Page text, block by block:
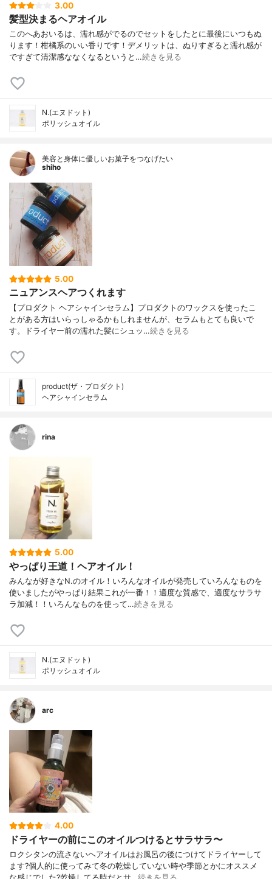
3.00
髪型決まるヘアオイル
このへあおいるは、濡れ感がでるのでセットをしたとに最後にいつもぬ
ります！柑橘系のいい香りです！デメリットは、ぬりすぎると濡れ感が
ですぎて清潔感ななくなるというと…続きを見る
N.(エヌドット)
ポリッシュオイル
美容と身体に優しいお菓子をつなげたい
shiho
5.00
ニュアンスヘアつくれます
【プロダクト ヘアシャインセラム】プロダクトのワックスを使ったこ
とがある方はいらっしゃるかもしれませんが、セラムもとても良いで
す。ドライヤー前の濡れた髪にシュッ…続きを見る
product(ザ・プロダクト)
ヘアシャインセラム
rina
5.00
やっぱり王道！ヘアオイル！
みんなが好きなN.のオイル！いろんなオイルが発売していろんなものを
使いましたがやっぱり結果これが一番！！適度な質感で、適度なサラサ
ラ加減！！いろんなものを使って…続きを見る
N.(エヌドット)
ポリッシュオイル
arc
4.00
ドライヤーの前にこのオイルつけるとサラサラ〜
ロクシタンの流さないヘアオイルはお風呂の後につけてドライヤーして
ます?個人的に使ってみて冬の乾燥していない時や季節とかにオススメ